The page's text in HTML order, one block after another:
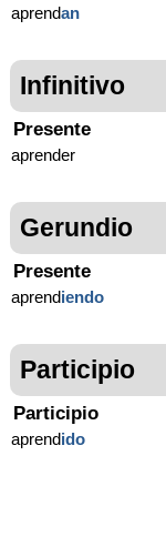
aprendan
Infinitivo
Presente
aprender
Gerundio
Presente
aprendiendo
Participio
Participio
aprendido